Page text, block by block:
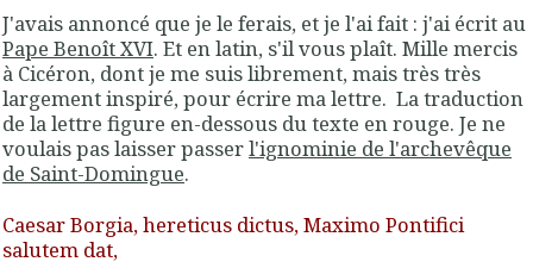
J'avais annoncé que je le ferais, et je l'ai fait : j'ai écrit au
Pape Benoît XVI. Et en latin, s'il vous plaît. Mille mercis
à Cicéron, dont je me suis librement, mais très très
largement inspiré, pour écrire ma lettre. La traduction
de la lettre figure en-dessous du texte en rouge. Je ne
voulais pas laisser passerl'ignominie de l'archevêque
de Saint-Domingue.
Caesar Borgia, hereticus dictus, Maximo Pontifici
salutem dat,